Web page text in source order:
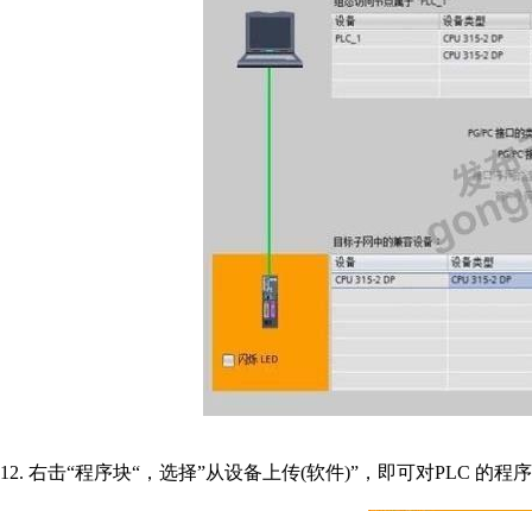
12. 右击“程序块“，选择”从设备上传(软件)”，即可对PLC 的程